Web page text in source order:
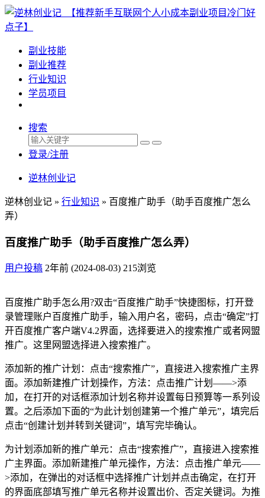
副业技能
副业推荐
行业知识
学员项目
搜索
登录/注册
逆林创业记
逆林创业记 » 行业知识 » 百度推广助手（助手百度推广怎么
弄）
百度推广助手（助手百度推广怎么弄）
用户投稿 2年前 (2024-08-03) 215浏览
百度推广助手怎么用?双击“百度推广助手”快捷图标，打开登
录管理账户百度推广助手，输入用户名，密码，点击“确定”打
开百度推广客户端V4.2界面，选择要进入的搜索推广或者网盟
推广。这里网盟选择进入搜索推广。
添加新的推广计划：点击“搜索推广”，直接进入搜索推广主界
面。添加新建推广计划操作，方法：点击推广计划——>添
加，在打开的对话框添加计划名称并设置每日预算等一系列设
置。之后添加下面的“为此计划创建第一个推广单元”，填完后
点击“创建计划并转到关键词”，填写完毕确认。
为计划添加新的推广单元：点击“搜索推广”，直接进入搜索推
广主界面。添加新建推广单元操作，方法：点击推广单元——
>添加，在弹出的对话框中选择推广计划并点击确定，在打开
的界面底部填写推广单元名称并设置出价、否定关键词。为推